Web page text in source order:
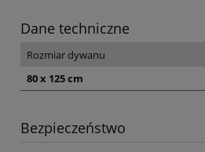
Dane techniczne
Rozmiar dywanu
80 x 125 cm
Bezpieczeństwo